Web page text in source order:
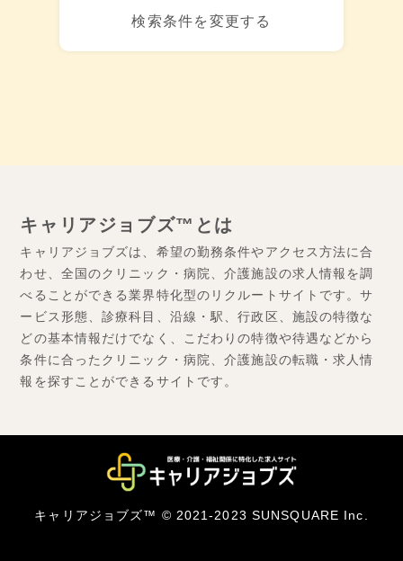
検索条件を変更する
キャリアジョブズ™とは
キャリアジョブズは、希望の勤務条件やアクセス方法に合
わせ、全国のクリニック・病院、介護施設の求人情報を調
べることができる業界特化型のリクルートサイトです。サ
ービス形態、診療科目、沿線・駅、行政区、施設の特徴な
どの基本情報だけでなく、こだわりの特徴や待遇などから
条件に合ったクリニック・病院、介護施設の転職・求人情
報を探すことができるサイトです。
キャリアジョブズ™ © 2021-2023 SUNSQUARE Inc.